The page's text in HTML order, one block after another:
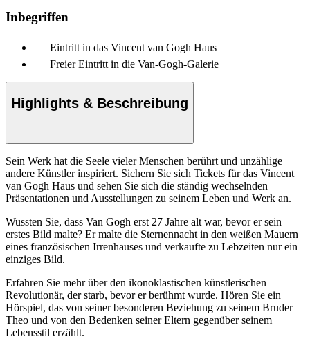
Inbegriffen
Eintritt in das Vincent van Gogh Haus
Freier Eintritt in die Van-Gogh-Galerie
Highlights & Beschreibung
Sein Werk hat die Seele vieler Menschen berührt und unzählige
andere Künstler inspiriert. Sichern Sie sich Tickets für das Vincent
van Gogh Haus und sehen Sie sich die ständig wechselnden
Präsentationen und Ausstellungen zu seinem Leben und Werk an.
Wussten Sie, dass Van Gogh erst 27 Jahre alt war, bevor er sein
erstes Bild malte? Er malte die Sternennacht in den weißen Mauern
eines französischen Irrenhauses und verkaufte zu Lebzeiten nur ein
einziges Bild.
Erfahren Sie mehr über den ikonoklastischen künstlerischen
Revolutionär, der starb, bevor er berühmt wurde. Hören Sie ein
Hörspiel, das von seiner besonderen Beziehung zu seinem Bruder
Theo und von den Bedenken seiner Eltern gegenüber seinem
Lebensstil erzählt.